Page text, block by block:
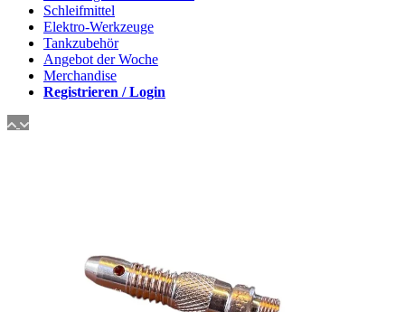
Schleifmittel
Elektro-Werkzeuge
Tankzubehör
Angebot der Woche
Merchandise
Registrieren / Login